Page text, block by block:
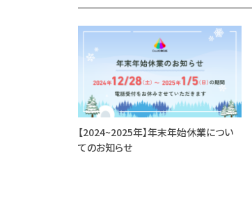
【2024~2025年】年末年始休業につい
てのお知らせ